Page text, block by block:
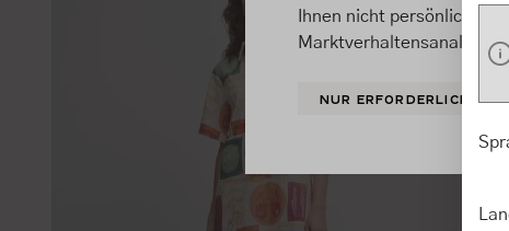
Ihnen nicht persönlich
NUR ERFORDERLICHE